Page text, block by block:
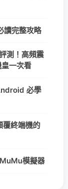
讀完整攻略
測！高頻震
一次看
必學
終端機的
模擬器